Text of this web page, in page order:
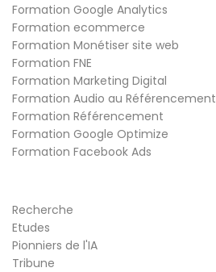
Formation Google Analytics
Formation ecommerce
Formation Monétiser site web
Formation FNE
Formation Marketing Digital
Formation Audio au Référencement
Formation Référencement
Formation Google Optimize
Formation Facebook Ads
Recherche
Etudes
Pionniers de l'IA
Tribune